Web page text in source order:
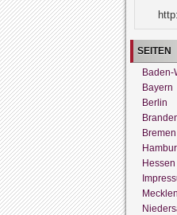
SEITEN
Baden-
Bayern
Berlin
Bremen
Hessen